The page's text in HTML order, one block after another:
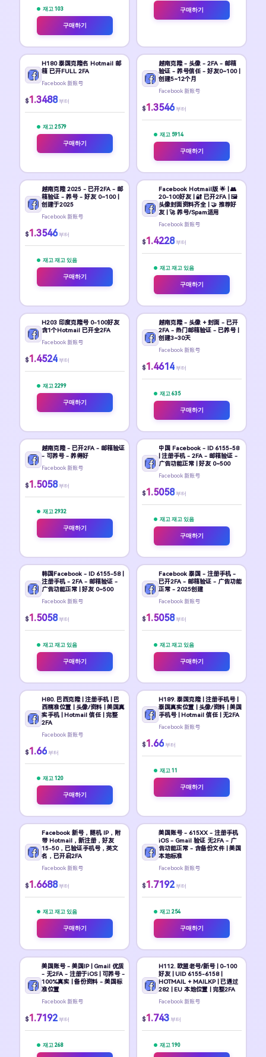
재고 103
구매하기
구매하기
H180 泰国克隆名 Hotmail 邮
箱 已开FULL 2FA
Facebook 新账号
$1.3488 부터
재고 2579
구매하기
越南克隆 - 头像 - 2FA - 邮箱
验证 - 养号信任 - 好友0~100 |
创建5~12个月
Facebook 新账号
$1.3546 부터
재고 5914
구매하기
越南克隆 2025 - 已开2FA - 邮
箱验证 - 养号 - 好友 0~100 |
创建于2025
Facebook 新账号
$1.3546 부터
재고 재고 있음
구매하기
Facebook Hotmail版 🌟 | 👥
20-100好友 | 🔐 已开2FA | 🖼️
头像封面资料齐全 | 🤝 推荐好
友 | 🚀 养号/Spam适用
Facebook 新账号
$1.4228 부터
재고 재고 있음
구매하기
H203 印度克隆号 0-100好友
含1个Hotmail 已开全2FA
Facebook 新账号
$1.4524 부터
재고 2299
구매하기
越南克隆 - 头像 + 封面 - 已开
2FA - 热门邮箱验证 - 已养号 |
创建3~30天
Facebook 新账号
$1.4614 부터
재고 635
구매하기
越南克隆 - 已开2FA - 邮箱验证
- 可养号 - 养得好
Facebook 新账号
$1.5058 부터
재고 2932
구매하기
中国 Facebook - ID 6155-58
| 注册手机 - 2FA - 邮箱验证 -
广告功能正常 | 好友 0~500
Facebook 新账号
$1.5058 부터
재고 재고 있음
구매하기
韩国Facebook - ID 6155-58 |
注册手机 - 2FA - 邮箱验证 -
广告功能正常 | 好友 0~500
Facebook 新账号
$1.5058 부터
재고 재고 있음
구매하기
Facebook 泰国 - 注册手机 -
已开2FA - 邮箱验证 - 广告功能
正常 - 2025创建
Facebook 新账号
$1.5058 부터
재고 재고 있음
구매하기
H80. 巴西克隆 | 注册手机 | 巴
西精准位置 | 头像/资料 | 美国真
实手机 | Hotmail 信任 | 完整
2FA
Facebook 新账号
$1.66 부터
재고 120
구매하기
H189. 泰国克隆 | 注册手机号 |
泰国真实位置 | 头像/资料 | 美国
手机号 | Hotmail 信任 | 无2FA
Facebook 新账号
$1.66 부터
재고 11
구매하기
Facebook 新号，随机 IP，附
带 Hotmail，新注册，好友
15-50，已验证手机号，英文
名，已开启2FA
Facebook 新账号
$1.6688 부터
재고 재고 있음
구매하기
美国账号 - 615XX - 注册手机
iOS - Gmail 验证 无2FA - 广
告功能正常 - 含备份文件 | 美国
本地标准
Facebook 新账号
$1.7192 부터
재고 254
구매하기
美国账号 - 美国IP | Gmail 优质
- 无2FA - 注册于iOS | 可养号 -
100%真实 | 备份资料 - 美国标
准位置
Facebook 新账号
$1.7192 부터
재고 268
H112. 欧盟老号/新号 | 0-100
好友 | UID 6155-6158 |
HOTMAIL + MAILKP | 已通过
282 | EU 本地位置 | 完整2FA
Facebook 新账号
$1.743 부터
재고 190